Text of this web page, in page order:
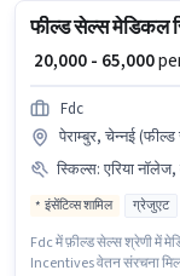
₹ 20,000 - 65,000
Fdc
पेराम्बुर, चेन्नई (फील्ड
स्किल्स: एरिया नॉलेज,
इंसेंटिव्स शामिल ग्रेजुएट
Fdc में फ़ील्ड सेल्स श्रेणी में
Incentives वेतन संरचना